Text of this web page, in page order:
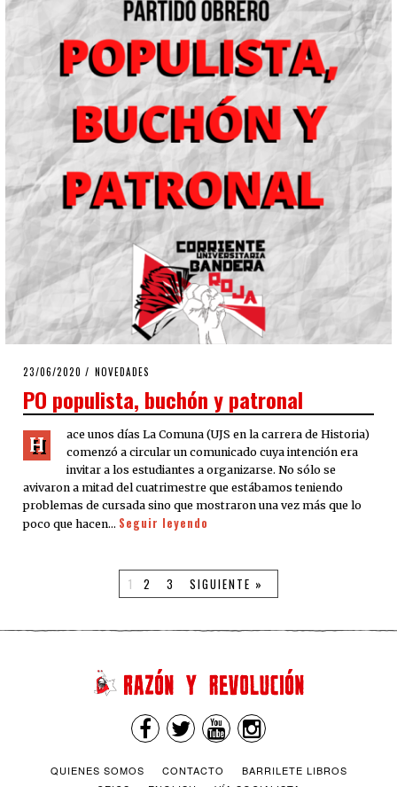
POSTED
23/06/2020 23/06/2020
NOVEDADES
PO populista, buchón y patronal
H
ace unos días La Comuna (UJS en la carrera de Historia)
comenzó a circular un comunicado cuya intención era
invitar a los estudiantes a organizarse. No sólo se
avivaron a mitad del cuatrimestre que estábamos teniendo
problemas de cursada sino que mostraron una vez más que lo
poco que hacen… Seguir leyendo
1 2 3 SIGUIENTE »
QUIENES SOMOS CONTACTO
BARRILETE LIBROS